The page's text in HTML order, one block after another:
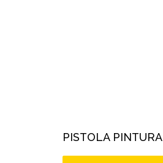
PISTOLA PINTURA